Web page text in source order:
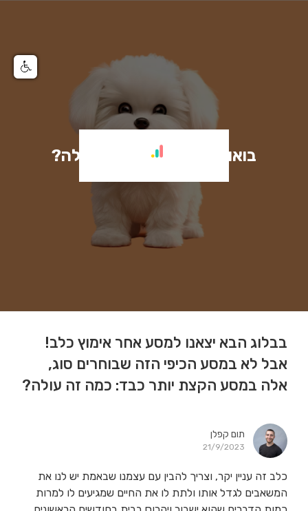
בואו נאמץ כלב: כמה זה עולה?
בבלוג הבא יצאנו למסע אחר אימוץ כלב!
אבל לא במסע הכיפי הזה שבוחרים סוג,
אלה במסע הקצת יותר כבד: כמה זה עולה?
תום קפלן
21/9/2023
כלב זה עניין יקר, וצריך להבין עם עצמנו שבאמת יש לנו את
המשאבים לגדל אותו ולתת לו את החיים שמגיעים לו למרות